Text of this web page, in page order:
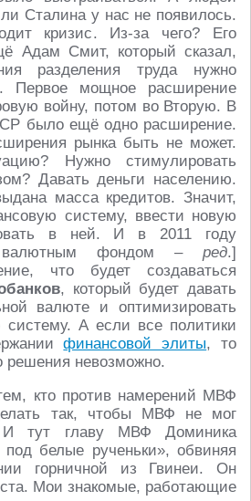
Сталина у нас не появилось.
кризис. Из-за чего? Его
Адам Смит, который сказал,
разделения труда нужно
Первое мощное расширение
войну, потом во Вторую. В
было ещё одно расширение.
рынка быть не может.
Нужно стимулировать
Давать деньги населению.
масса кредитов. Значит,
систему, ввести новую
в ней. И в 2011 году
валютным фондом – ред.]
что будет создаваться
, который будет давать
валюте и оптимизировать
А если все политики
финансовой элиты, то
решения невозможно.
кто против намерений МВФ
так, чтобы МВФ не мог
И тут главу МВФ Доминика
белые рученьки», обвиняя
горничной из Гвинеи. Он
Мои знакомые, работающие